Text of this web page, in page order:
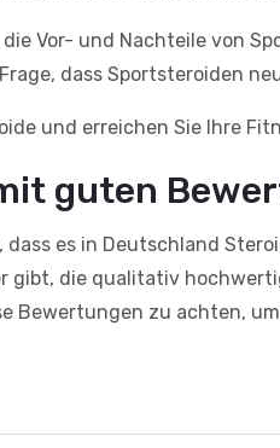
Vor- und Nachteile von
dass Sportsteroiden
und erreichen Sie Ihre
guten
es in Deutschland
gibt, die qualitativ
Bewertungen zu achten,